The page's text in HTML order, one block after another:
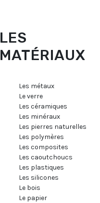
LES
MATÉRIAUX
Les métaux
Le verre
Les céramiques
Les minéraux
Les pierres naturelles
Les polymères
Les composites
Les caoutchoucs
Les plastiques
Les silicones
Le bois
Le papier